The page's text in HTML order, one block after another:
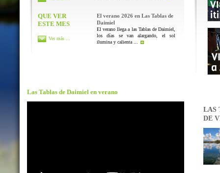
QUE VER
ESTE MES
El verano 2026 en Las Tablas de
Daimiel
El verano llega a las Tablas de Daimiel,
los días se van alargando, el sol
ilumina y calienta ...
Ver más ...
Las Tablas de Daimiel en verano
LAS
DE